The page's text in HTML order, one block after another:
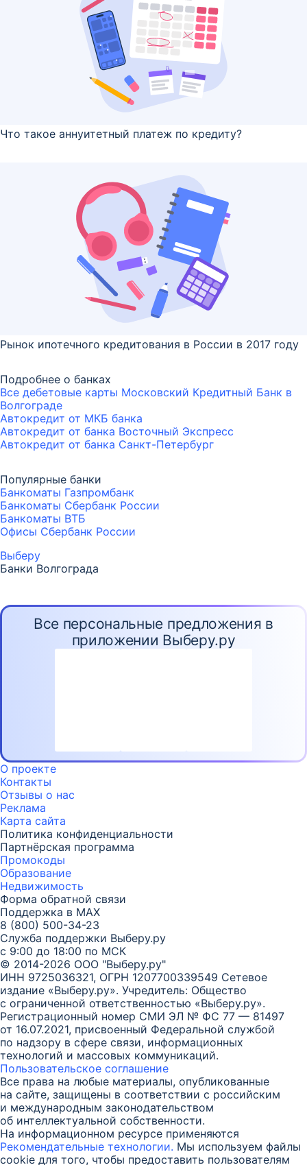
Что такое аннуитетный платеж по кредиту?
Рынок ипотечного кредитования в России в 2017 году
Подробнее о банках
Все дебетовые карты Московский Кредитный Банк в
Волгограде
Автокредит от МКБ банка
Автокредит от банка Восточный Экспресс
Автокредит от банка Санкт-Петербург
Популярные банки
Банкоматы Газпромбанк
Банкоматы Сбербанк России
Банкоматы ВТБ
Офисы Сбербанк России
Выберу
Банки Волгограда
Все персональные предложения в
приложении Выберу.ру
О проекте
Контакты
Отзывы о нас
Реклама
Карта сайта
Политика конфиденциальности
Партнёрская программа
Промокоды
Образование
Недвижимость
Форма обратной связи
Поддержка в MAX
8 (800) 500-34-23
Служба поддержки Выберу.ру
с 9:00 до 18:00 по МСК
© 2014-2026 ООО "Выберу.ру"
ИНН 9725036321, ОГРН 1207700339549 Сетевое
издание «Выберу.ру». Учредитель: Общество
с ограниченной ответственностью «Выберу.ру».
Регистрационный номер СМИ ЭЛ № ФС 77 — 81497
от 16.07.2021, присвоенный Федеральной службой
по надзору в сфере связи, информационных
технологий и массовых коммуникаций.
Пользовательское соглашение
Все права на любые материалы, опубликованные
на сайте, защищены в соответствии с российским
и международным законодательством
об интеллектуальной собственности.
На информационном ресурсе применяются
Рекомендательные технологии. Мы используем файлы
cookie для того, чтобы предоставить пользователям